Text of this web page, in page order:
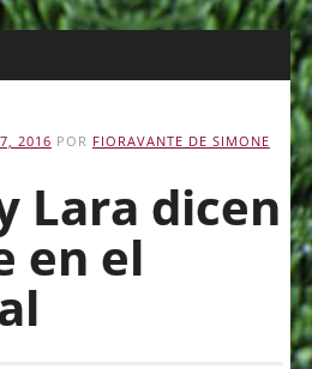
2016 POR FIORAVANTE DE SIMONE
Lara dicen
en el